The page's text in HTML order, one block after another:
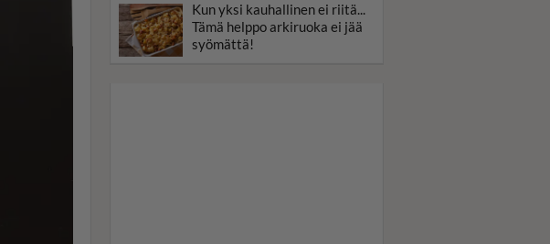
Kun yksi kauhallinen ei riitä...
Tämä helppo arkiruoka ei jää
syömättä!